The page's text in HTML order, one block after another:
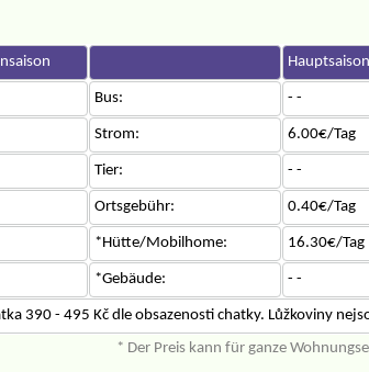
Hauptsaison
Bus: - -
Strom: 6.00€/Tag
Tier: - -
Ortsgebühr: 0.40€/Tag
*Hütte/Mobilhome: 16.30€/Tag
*Gebäude: - -
390 - 495 Kč dle obsazenosti chatky. Lůžkoviny
* Der Preis kann für ganze